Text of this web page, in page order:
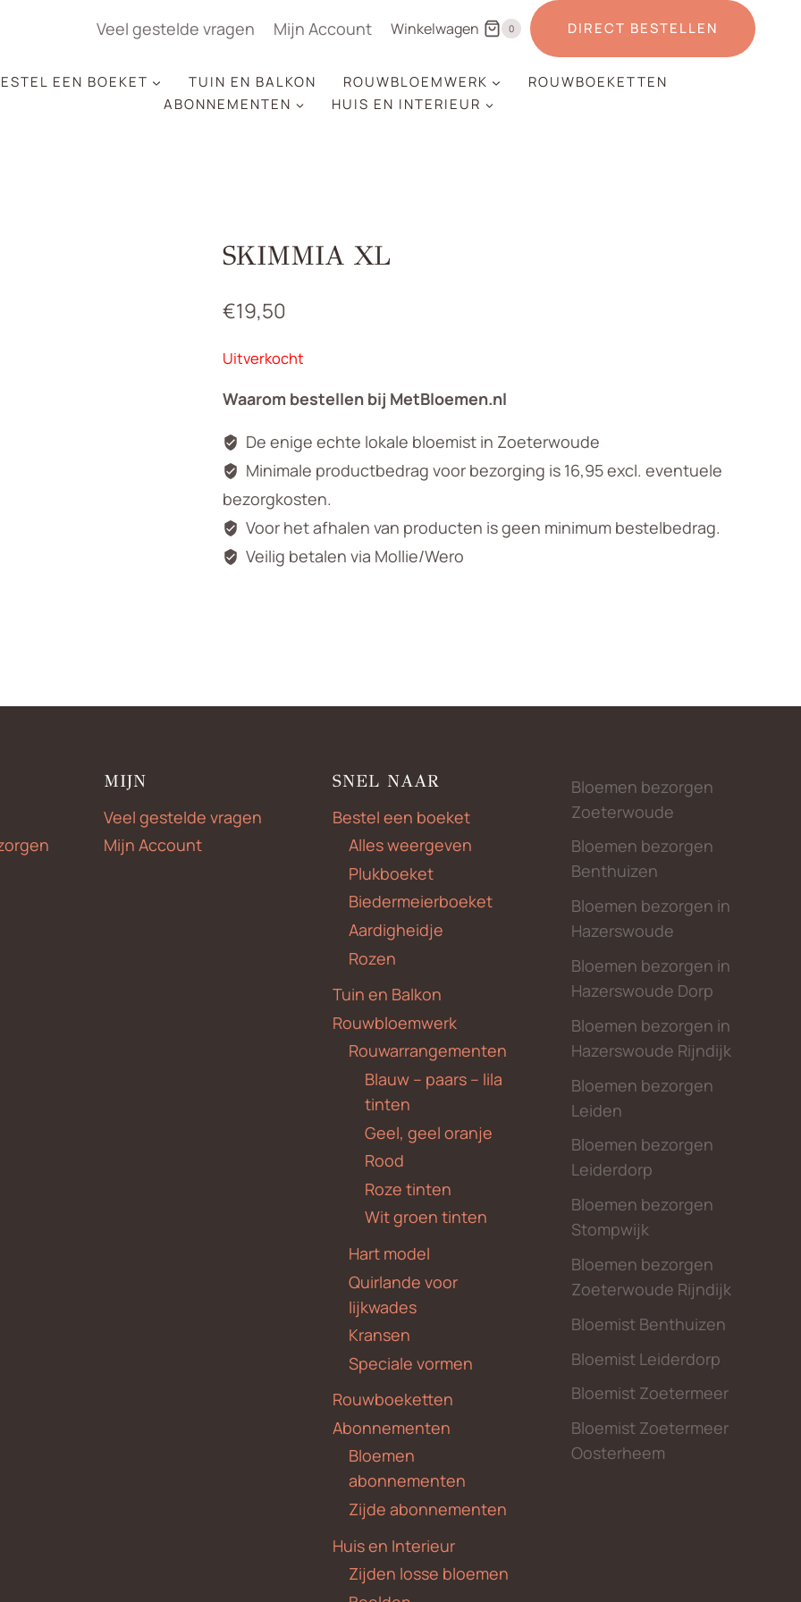
Veel gestelde vragen Mijn Account Winkelwagen 0 DIRECT BESTELLEN
EEN BOEKET TUIN EN BALKON ROUWBLOEMWERK
ROUWBOEKETTEN
ABONNEMENTEN
HUIS EN INTERIEUR
SKIMMIA XL
€19,50
Uitverkocht
Waarom bestellen bij MetBloemen.nl
De enige echte lokale bloemist in Zoeterwoude
Minimale productbedrag voor bezorging is 16,95 excl. eventuele
bezorgkosten.
Voor het afhalen van producten is geen minimum bestelbedrag.
Veilig betalen via Mollie/Wero
MIJN
Veel gestelde vragen
Mijn Account
SNEL NAAR
Bestel een boeket
Alles weergeven
Plukboeket
Biedermeierboeket
Aardigheidje
Rozen
Tuin en Balkon
Rouwbloemwerk
Rouwarrangementen
Blauw – paars – lila
tinten
Geel, geel oranje
Rood
Roze tinten
Wit groen tinten
Hart model
Quirlande voor
lijkwades
Kransen
Speciale vormen
Rouwboeketten
Abonnementen
Bloemen
abonnementen
Zijde abonnementen
Huis en Interieur
Zijden losse bloemen
Bloemen bezorgen
Zoeterwoude
Bloemen bezorgen
Benthuizen
Bloemen bezorgen in
Hazerswoude
Bloemen bezorgen in
Hazerswoude Dorp
Bloemen bezorgen in
Hazerswoude Rijndijk
Bloemen bezorgen
Leiden
Bloemen bezorgen
Leiderdorp
Bloemen bezorgen
Stompwijk
Bloemen bezorgen
Zoeterwoude Rijndijk
Bloemist Benthuizen
Bloemist Leiderdorp
Bloemist Zoetermeer
Bloemist Zoetermeer
Oosterheem